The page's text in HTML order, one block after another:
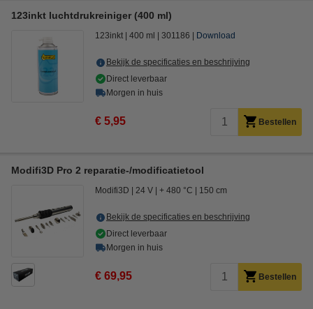
123inkt luchtdrukreiniger (400 ml)
123inkt 400 ml 301186 Download
Bekijk de specificaties en beschrijving
Direct leverbaar
Morgen in huis
€ 5,95 Bestellen
Modifi3D Pro 2 reparatie-/modificatietool
Modifi3D 24 V + 480 °C 150 cm
Bekijk de specificaties en beschrijving
Direct leverbaar
Morgen in huis
€ 69,95 Bestellen